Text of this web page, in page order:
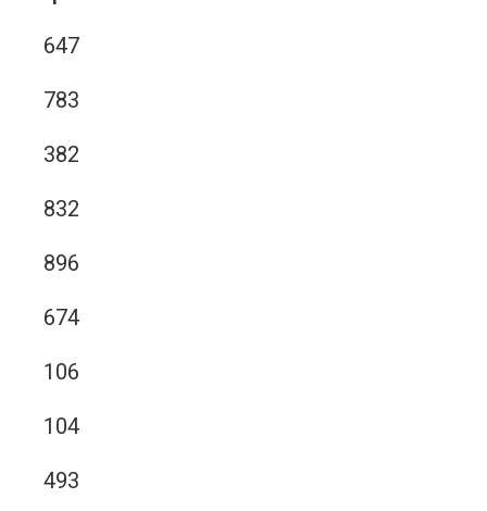
647
783
382
832
896
674
106
104
493